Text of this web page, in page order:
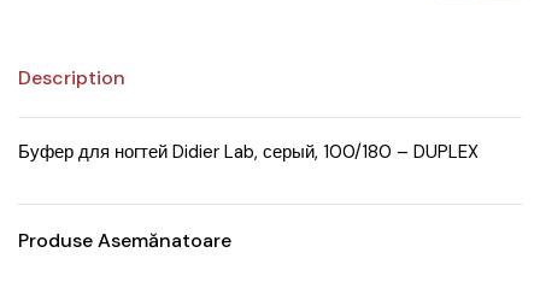
Description
Буфер для ногтей Didier Lab, серый, 100/180 – DUPLEX
Produse Asemănatoare